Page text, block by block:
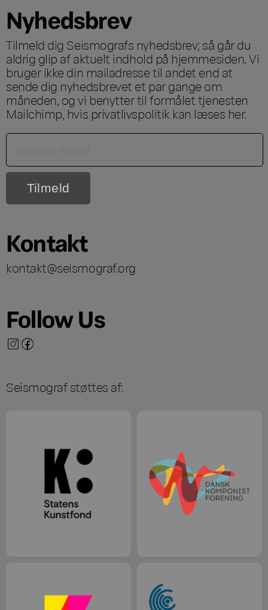
Nyhedsbrev
Tilmeld dig Seismografs nyhedsbrev; så går du
aldrig glip af aktuelt indhold på hjemmesiden. Vi
bruger ikke din mailadresse til andet end at
sende dig nyhedsbrevet et par gange om
måneden, og vi benytter til formålet tjenesten
Mailchimp, hvis privatlivspolitik kan læses her.
Kontakt
kontakt@seismograf.org
Follow Us
Seismograf støttes af: